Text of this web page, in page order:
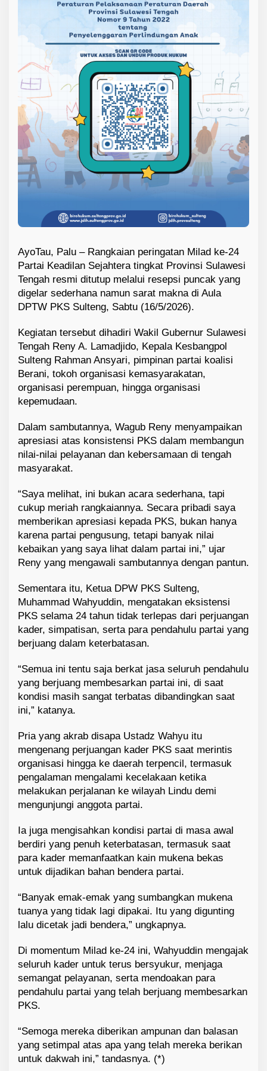
AyoTau, Palu – Rangkaian peringatan Milad ke-24
Partai Keadilan Sejahtera tingkat Provinsi Sulawesi
Tengah resmi ditutup melalui resepsi puncak yang
digelar sederhana namun sarat makna di Aula
DPTW PKS Sulteng, Sabtu (16/5/2026).
Kegiatan tersebut dihadiri Wakil Gubernur Sulawesi
Tengah Reny A. Lamadjido, Kepala Kesbangpol
Sulteng Rahman Ansyari, pimpinan partai koalisi
Berani, tokoh organisasi kemasyarakatan,
organisasi perempuan, hingga organisasi
kepemudaan.
Dalam sambutannya, Wagub Reny menyampaikan
apresiasi atas konsistensi PKS dalam membangun
nilai-nilai pelayanan dan kebersamaan di tengah
masyarakat.
“Saya melihat, ini bukan acara sederhana, tapi
cukup meriah rangkaiannya. Secara pribadi saya
memberikan apresiasi kepada PKS, bukan hanya
karena partai pengusung, tetapi banyak nilai
kebaikan yang saya lihat dalam partai ini,” ujar
Reny yang mengawali sambutannya dengan pantun.
Sementara itu, Ketua DPW PKS Sulteng,
Muhammad Wahyuddin, mengatakan eksistensi
PKS selama 24 tahun tidak terlepas dari perjuangan
kader, simpatisan, serta para pendahulu partai yang
berjuang dalam keterbatasan.
“Semua ini tentu saja berkat jasa seluruh pendahulu
yang berjuang membesarkan partai ini, di saat
kondisi masih sangat terbatas dibandingkan saat
ini,” katanya.
Pria yang akrab disapa Ustadz Wahyu itu
mengenang perjuangan kader PKS saat merintis
organisasi hingga ke daerah terpencil, termasuk
pengalaman mengalami kecelakaan ketika
melakukan perjalanan ke wilayah Lindu demi
mengunjungi anggota partai.
Ia juga mengisahkan kondisi partai di masa awal
berdiri yang penuh keterbatasan, termasuk saat
para kader memanfaatkan kain mukena bekas
untuk dijadikan bahan bendera partai.
“Banyak emak-emak yang sumbangkan mukena
tuanya yang tidak lagi dipakai. Itu yang digunting
lalu dicetak jadi bendera,” ungkapnya.
Di momentum Milad ke-24 ini, Wahyuddin mengajak
seluruh kader untuk terus bersyukur, menjaga
semangat pelayanan, serta mendoakan para
pendahulu partai yang telah berjuang membesarkan
PKS.
“Semoga mereka diberikan ampunan dan balasan
yang setimpal atas apa yang telah mereka berikan
untuk dakwah ini,” tandasnya. (*)